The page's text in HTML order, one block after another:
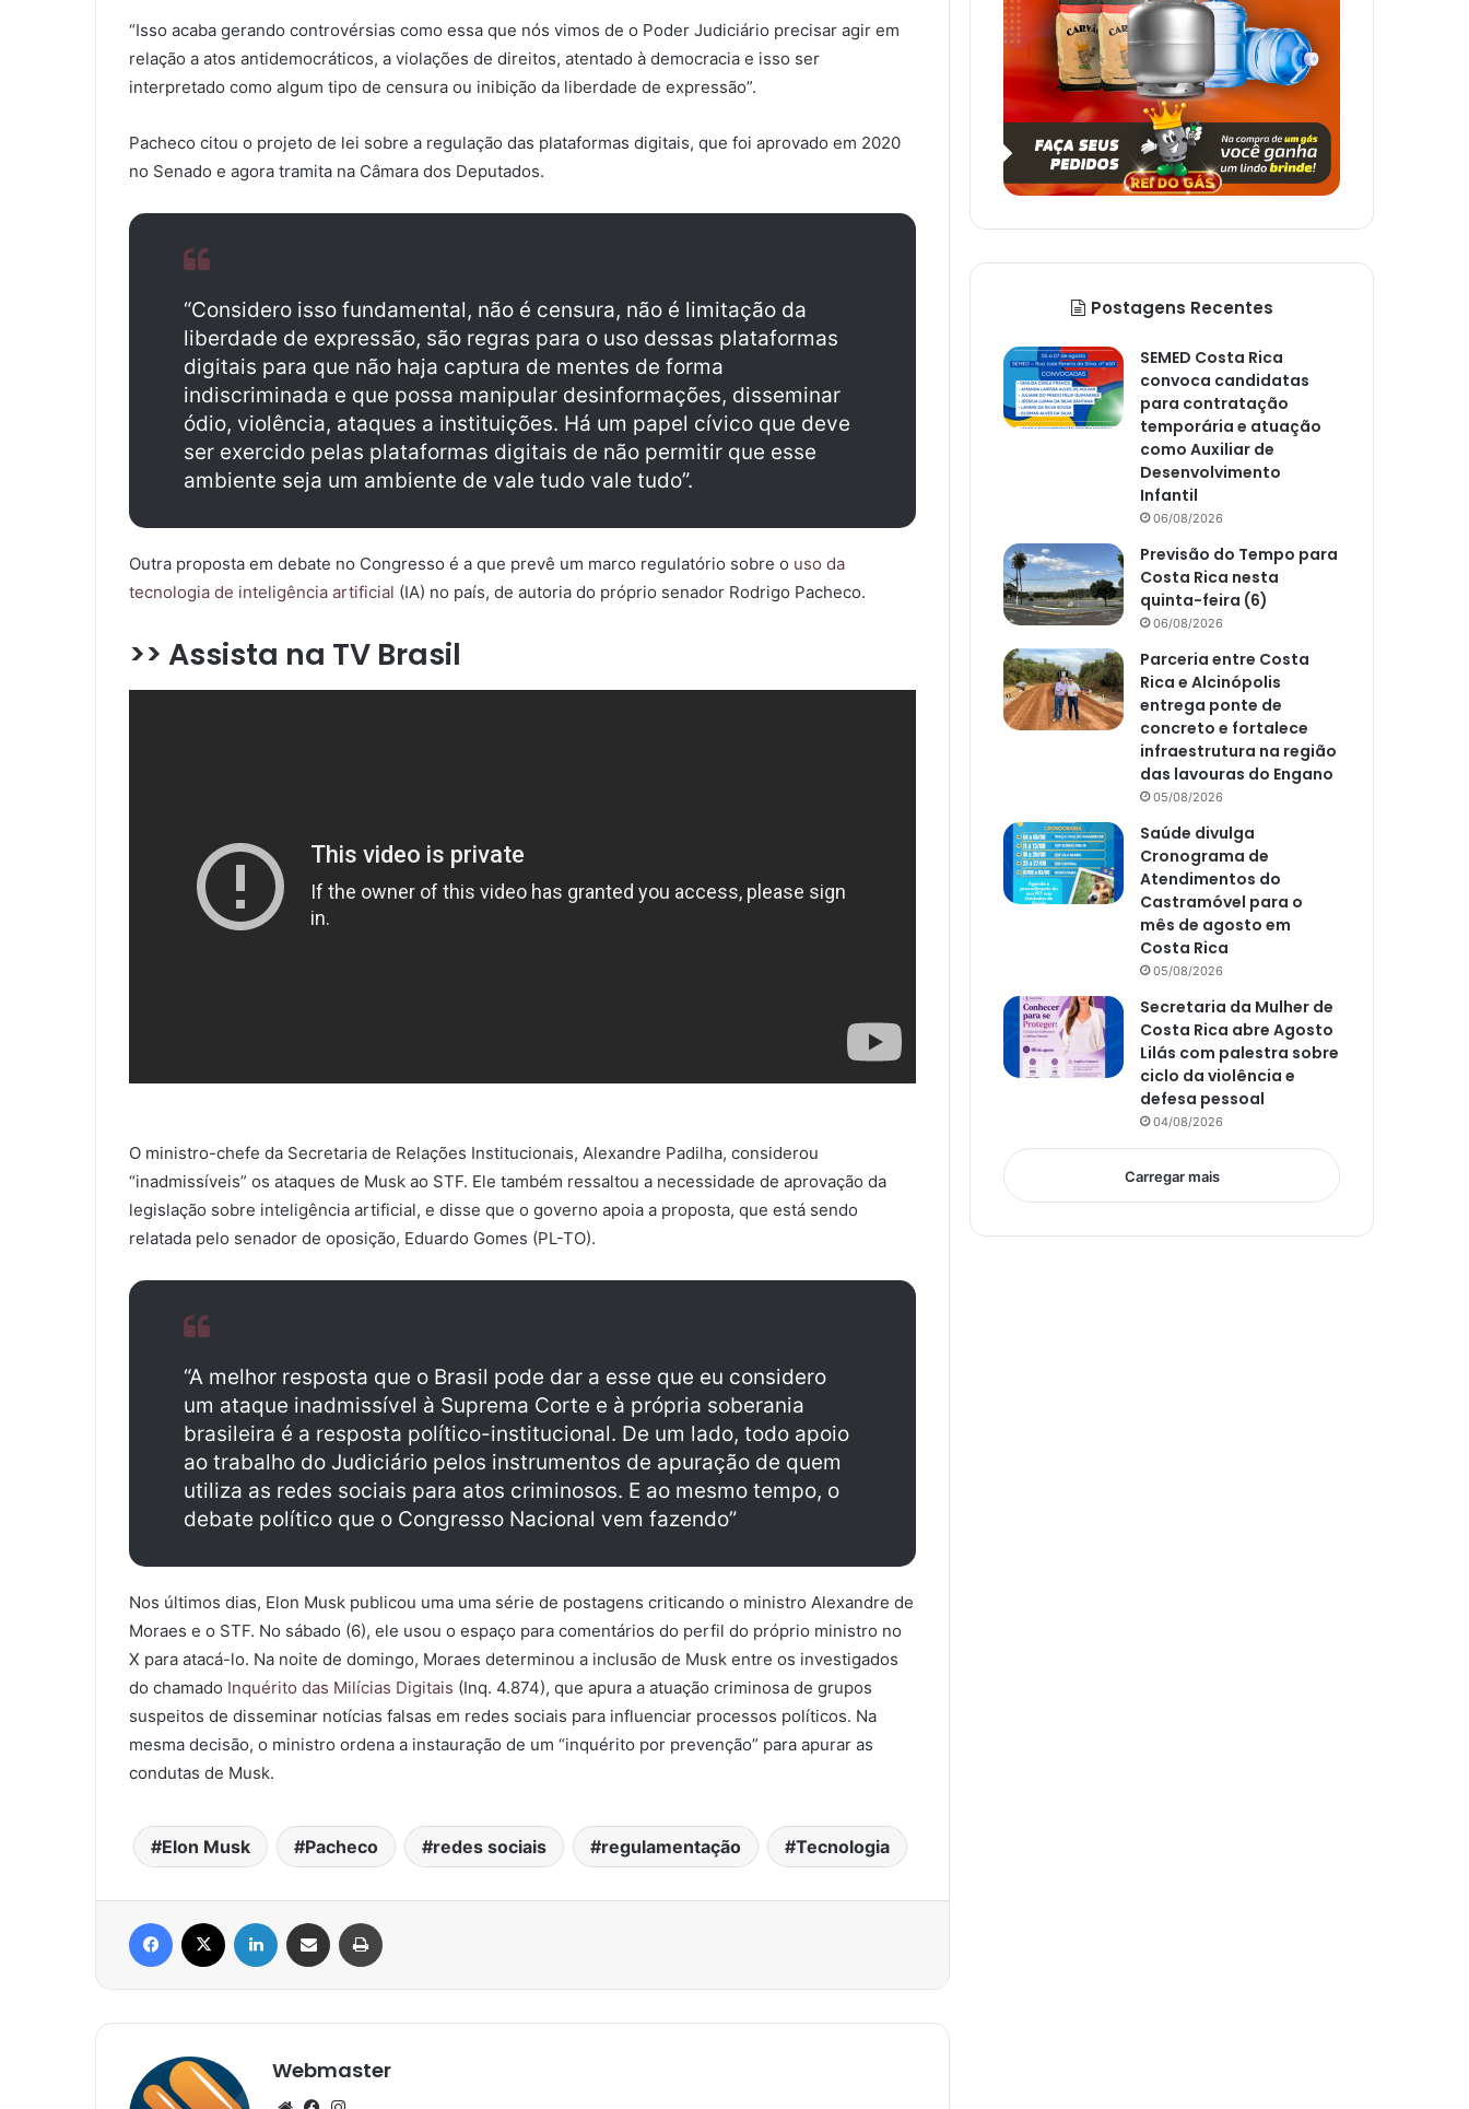
“Isso acaba gerando controvérsias como essa que nós vimos de o Poder Judiciário precisar agir em
relação a atos antidemocráticos, a violações de direitos, atentado à democracia e isso ser
interpretado como algum tipo de censura ou inibição da liberdade de expressão”.
Pacheco citou o projeto de lei sobre a regulação das plataformas digitais, que foi aprovado em 2020
no Senado e agora tramita na Câmara dos Deputados.
“Considero isso fundamental, não é censura, não é limitação da
liberdade de expressão, são regras para o uso dessas plataformas
digitais para que não haja captura de mentes de forma
indiscriminada e que possa manipular desinformações, disseminar
ódio, violência, ataques a instituições. Há um papel cívico que deve
ser exercido pelas plataformas digitais de não permitir que esse
ambiente seja um ambiente de vale tudo vale tudo”.
Outra proposta em debate no Congresso é a que prevê um marco regulatório sobre o uso da
tecnologia de inteligência artificial (IA) no país, de autoria do próprio senador Rodrigo Pacheco.
>> Assista na TV Brasil
O ministro-chefe da Secretaria de Relações Institucionais, Alexandre Padilha, considerou
“inadmissíveis” os ataques de Musk ao STF. Ele também ressaltou a necessidade de aprovação da
legislação sobre inteligência artificial, e disse que o governo apoia a proposta, que está sendo
relatada pelo senador de oposição, Eduardo Gomes (PL-TO).
“A melhor resposta que o Brasil pode dar a esse que eu considero
um ataque inadmissível à Suprema Corte e à própria soberania
brasileira é a resposta político-institucional. De um lado, todo apoio
ao trabalho do Judiciário pelos instrumentos de apuração de quem
utiliza as redes sociais para atos criminosos. E ao mesmo tempo, o
debate político que o Congresso Nacional vem fazendo”
Nos últimos dias, Elon Musk publicou uma uma série de postagens criticando o ministro Alexandre de
Moraes e o STF. No sábado (6), ele usou o espaço para comentários do perfil do próprio ministro no
X para atacá-lo. Na noite de domingo, Moraes determinou a inclusão de Musk entre os investigados
do chamado Inquérito das Milícias Digitais (Inq. 4.874), que apura a atuação criminosa de grupos
suspeitos de disseminar notícias falsas em redes sociais para influenciar processos políticos. Na
mesma decisão, o ministro ordena a instauração de um “inquérito por prevenção” para apurar as
condutas de Musk.
Elon Musk Pacheco redes sociais regulamentação Tecnologia
Facebook Linkedin Compartilhar via e-mail
Webmaster
Postagens Recentes
SEMED Costa Rica
convoca candidatas
para contratação
temporária e atuação
como Auxiliar de
Desenvolvimento
Infantil
06/08/2026
Previsão do Tempo para
Costa Rica nesta
quinta-feira (6)
06/08/2026
Parceria entre Costa
Rica e Alcinópolis
entrega ponte de
concreto e fortalece
infraestrutura na região
das lavouras do Engano
05/08/2026
Saúde divulga
Cronograma de
Atendimentos do
Castramóvel para o
mês de agosto em
Costa Rica
05/08/2026
Secretaria da Mulher de
Costa Rica abre Agosto
Lilás com palestra sobre
ciclo da violência e
defesa pessoal
04/08/2026
Carregar mais